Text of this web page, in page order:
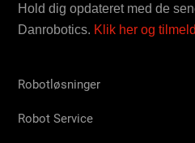
Hold dig opdateret med de
Danrobotics. Klik her og
Robotløsninger
Robot Service